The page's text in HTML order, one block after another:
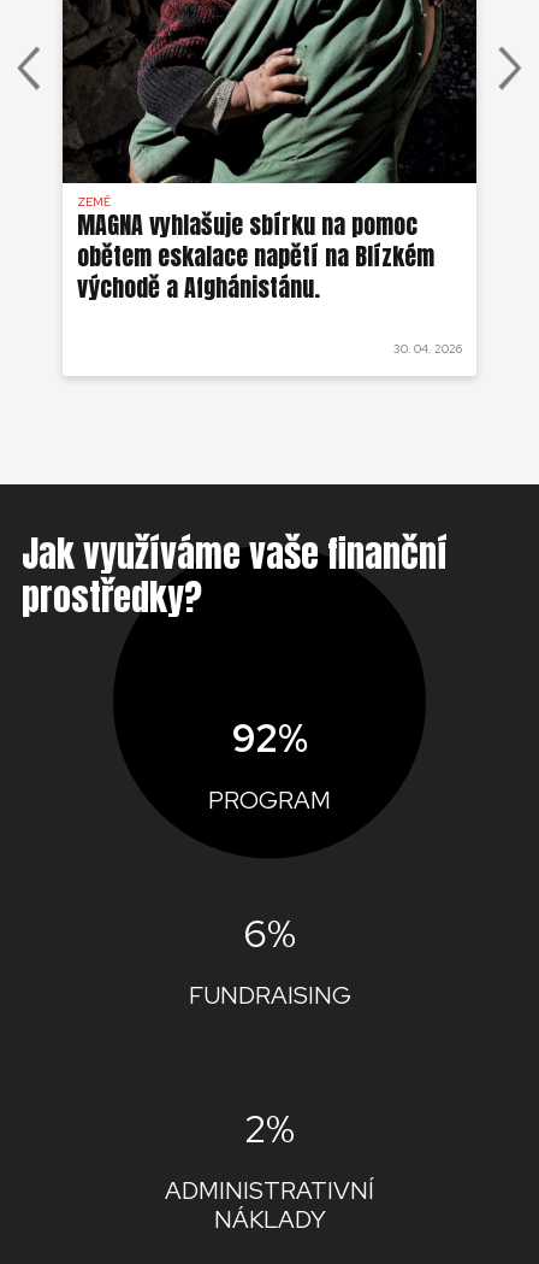
ZEMĚ
MAGNA vyhlašuje sbírku na pomoc
obětem eskalace napětí na Blízkém
východě a Afghánistánu.
30. 04. 2026
Jak využíváme vaše finanční
prostředky?
92%
PROGRAM
6%
FUNDRAISING
2%
ADMINISTRATIVNÍ
NÁKLADY